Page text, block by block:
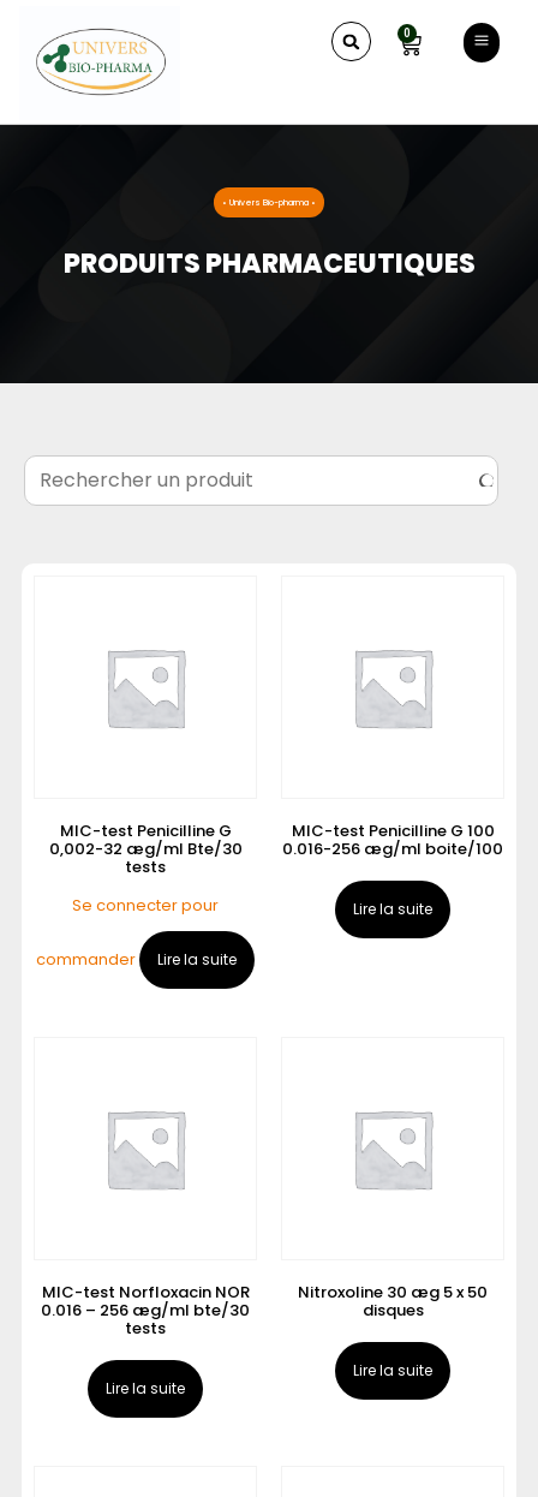
0
• Univers Bio-pharma •
PRODUITS PHARMACEUTIQUES
MIC-test Penicilline G
0,002-32 æg/ml Bte/30
tests
Se connecter pour
commander Lire la suite
MIC-test Penicilline G 100
0.016-256 æg/ml boite/100
Lire la suite
MIC-test Norfloxacin NOR
0.016 – 256 æg/ml bte/30
tests
Lire la suite
Nitroxoline 30 æg 5 x 50
disques
Lire la suite